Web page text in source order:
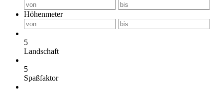
Höhenmeter
5
Landschaft
5
Spaßfaktor